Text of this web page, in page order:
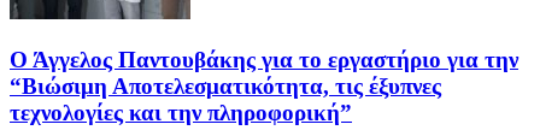
Ο Άγγελος Παντουβάκης για το εργαστήριο για την
“Βιώσιμη Αποτελεσματικότητα, τις έξυπνες
τεχνολογίες και την πληροφορική”